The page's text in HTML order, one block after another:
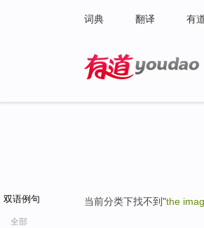
词典 翻译 有
双语例句
全部
当前分类下找不到"the